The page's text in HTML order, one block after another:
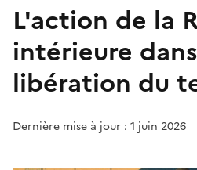
L'action de la
intérieure
libération du
Dernière mise à jour : 1 juin 2026